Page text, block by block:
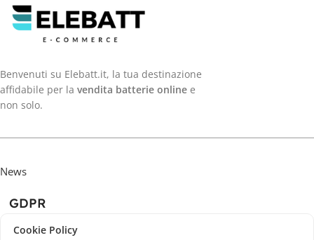
Benvenuti su Elebatt.it, la tua destinazione
affidabile per la vendita batterie online e
non solo.
News
GDPR
Cookie Policy